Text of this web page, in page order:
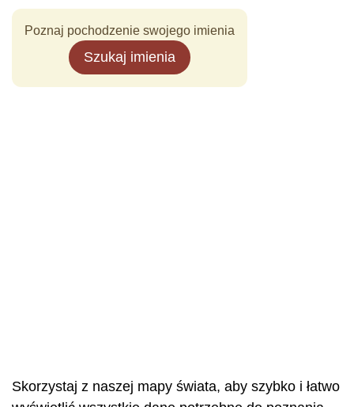
Poznaj pochodzenie swojego imienia
Szukaj imienia
Skorzystaj z naszej mapy świata, aby szybko i łatwo